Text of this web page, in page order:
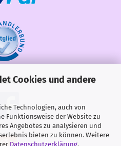
Cookies und andere
Technologien, auch von
Funktionsweise der Website zu
Angebotes zu analysieren und
bieten zu können. Weitere
Datenschutzerklärung.